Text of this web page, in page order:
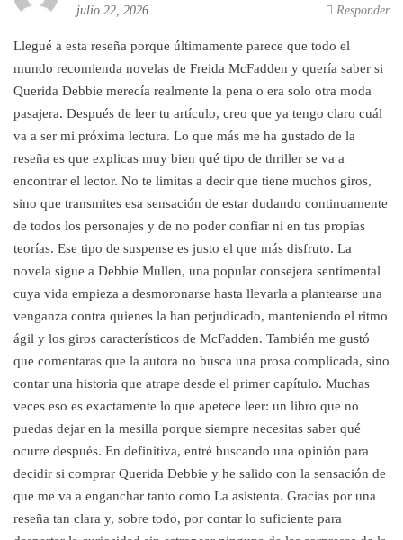
julio 22, 2026 Responder
Llegué a esta reseña porque últimamente parece que todo el
mundo recomienda novelas de Freida McFadden y quería saber si
Querida Debbie merecía realmente la pena o era solo otra moda
pasajera. Después de leer tu artículo, creo que ya tengo claro cuál
va a ser mi próxima lectura. Lo que más me ha gustado de la
reseña es que explicas muy bien qué tipo de thriller se va a
encontrar el lector. No te limitas a decir que tiene muchos giros,
sino que transmites esa sensación de estar dudando continuamente
de todos los personajes y de no poder confiar ni en tus propias
teorías. Ese tipo de suspense es justo el que más disfruto. La
novela sigue a Debbie Mullen, una popular consejera sentimental
cuya vida empieza a desmoronarse hasta llevarla a plantearse una
venganza contra quienes la han perjudicado, manteniendo el ritmo
ágil y los giros característicos de McFadden. También me gustó
que comentaras que la autora no busca una prosa complicada, sino
contar una historia que atrape desde el primer capítulo. Muchas
veces eso es exactamente lo que apetece leer: un libro que no
puedas dejar en la mesilla porque siempre necesitas saber qué
ocurre después. En definitiva, entré buscando una opinión para
decidir si comprar Querida Debbie y he salido con la sensación de
que me va a enganchar tanto como La asistenta. Gracias por una
reseña tan clara y, sobre todo, por contar lo suficiente para